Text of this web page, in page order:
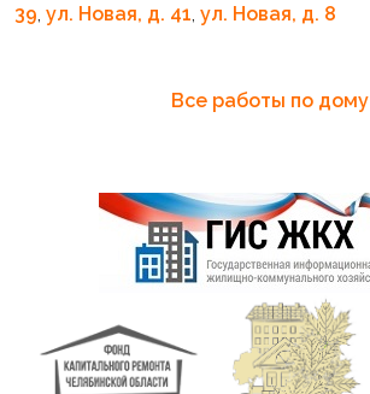
39 ул. Новая, д. 41 ул. Новая, д. 8
Все работы по дому